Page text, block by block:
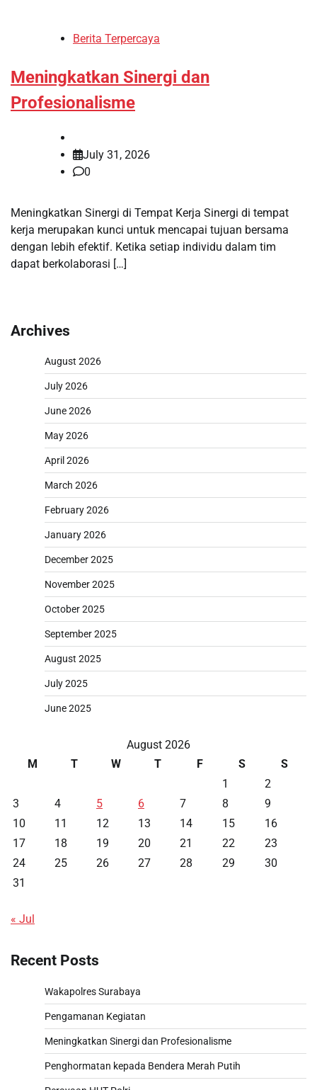
Berita Terpercaya
Meningkatkan Sinergi dan
Profesionalisme
July 31, 2026
0
Meningkatkan Sinergi di Tempat Kerja Sinergi di tempat
kerja merupakan kunci untuk mencapai tujuan bersama
dengan lebih efektif. Ketika setiap individu dalam tim
dapat berkolaborasi […]
Archives
August 2026
July 2026
June 2026
May 2026
April 2026
March 2026
February 2026
January 2026
December 2025
November 2025
October 2025
September 2025
August 2025
July 2025
June 2025
August 2026
M
T W T F S
S
1
2
3
4 5 6 7 8
9
10
11 12 13 14 15
16
17
18 19 20 21 22
23
24
25 26 27 28 29
30
31
« Jul
Recent Posts
Wakapolres Surabaya
Pengamanan Kegiatan
Meningkatkan Sinergi dan Profesionalisme
Penghormatan kepada Bendera Merah Putih